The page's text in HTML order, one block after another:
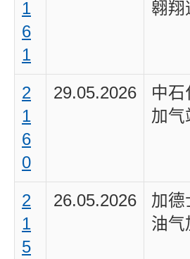
1
6
1
翱翔
2
1
6
0
29.05.2026
中
加气
2
1
5
26.05.2026
加德
油气